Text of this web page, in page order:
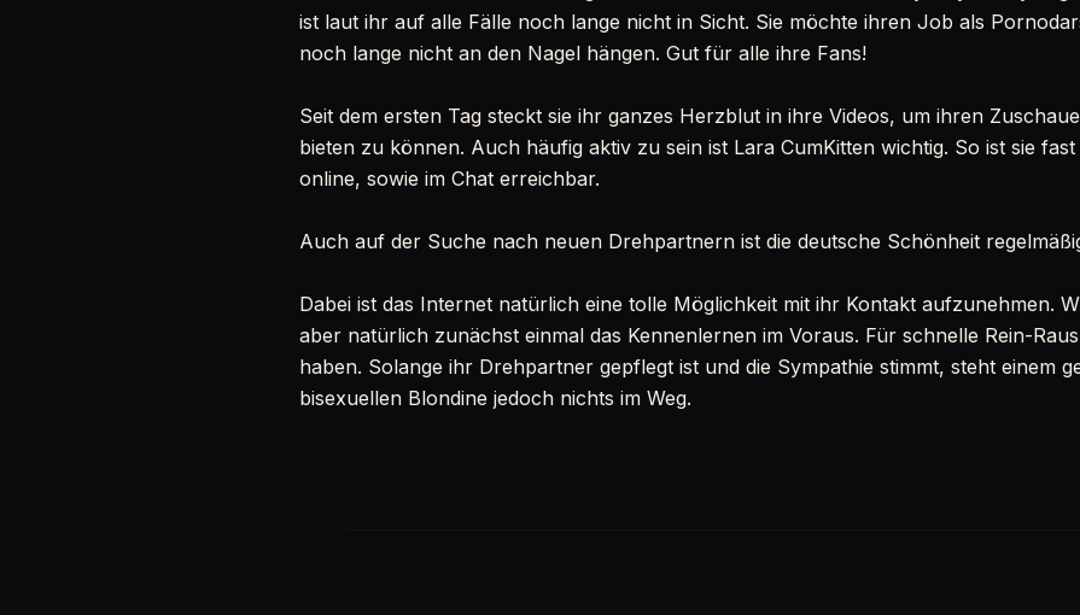
ist laut ihr auf alle Fälle noch lange nicht in Sicht. Sie möchte ihren Job als
noch lange nicht an den Nagel hängen. Gut für alle ihre Fans!
Seit dem ersten Tag steckt sie ihr ganzes Herzblut in ihre Videos, um ihren
bieten zu können. Auch häufig aktiv zu sein ist Lara CumKitten wichtig. So ist sie
online, sowie im Chat erreichbar.
Auch auf der Suche nach neuen Drehpartnern ist die deutsche Schönheit
Dabei ist das Internet natürlich eine tolle Möglichkeit mit ihr Kontakt aufzunehmen.
aber natürlich zunächst einmal das Kennenlernen im Voraus. Für schnelle Rein-
haben. Solange ihr Drehpartner gepflegt ist und die Sympathie stimmt, steht einem
bisexuellen Blondine jedoch nichts im Weg.